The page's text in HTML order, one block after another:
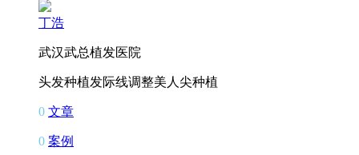
丁浩
武汉武总植发医院
头发种植发际线调整美人尖种植
0 文章
0 案例